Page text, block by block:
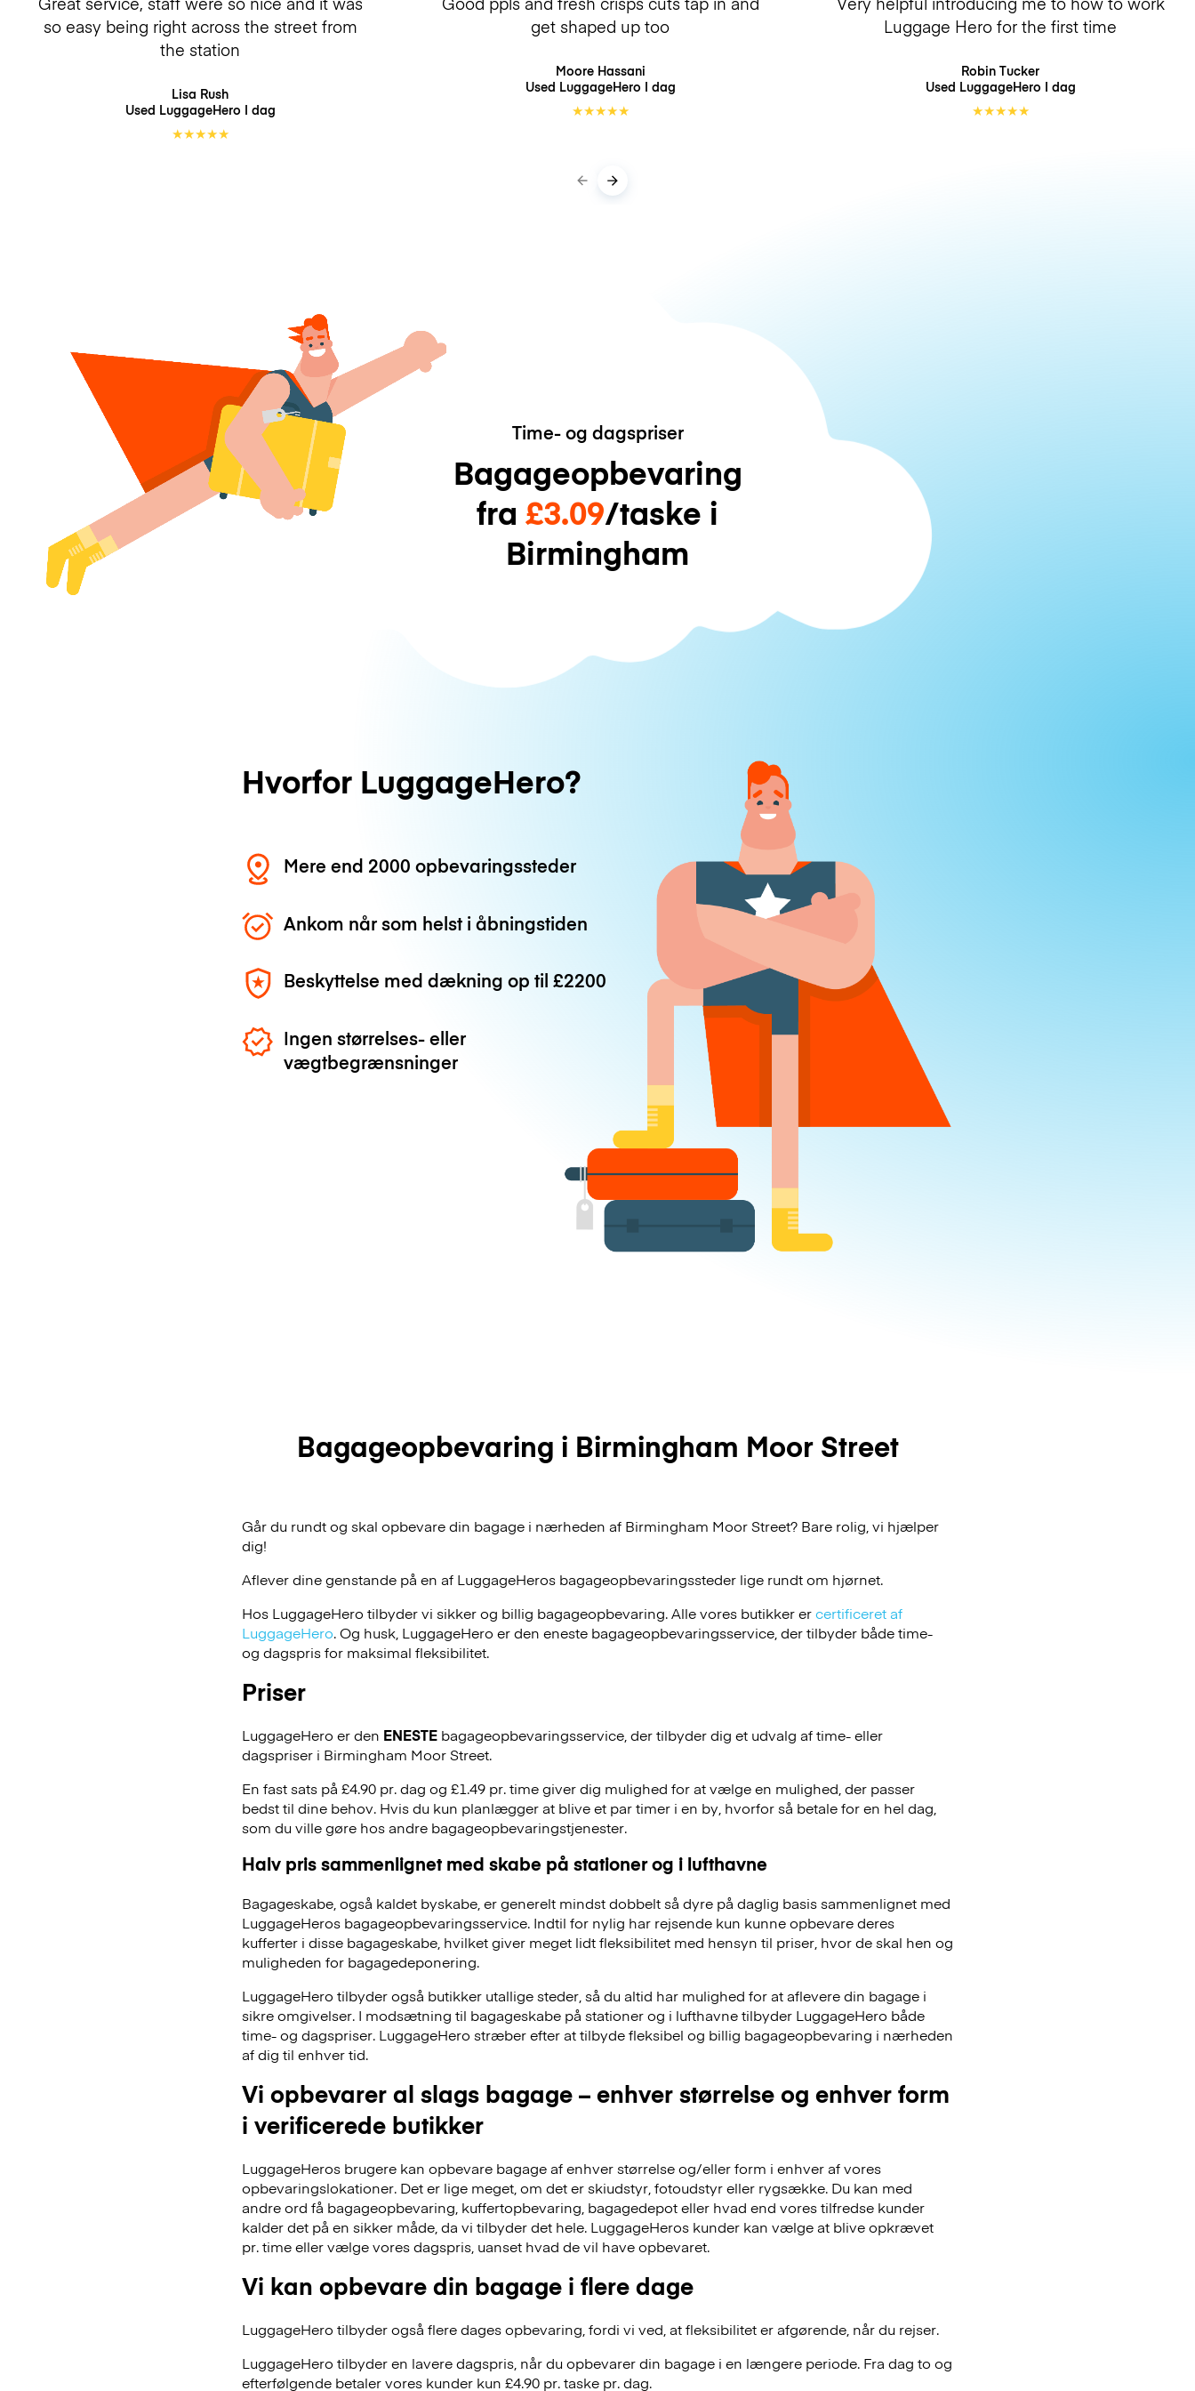
so easy being right across the street from
the station
Lisa Rush
Used LuggageHero I dag
★★★★★
get shaped up too
Moore Hassani
Used LuggageHero I dag
★★★★★
Luggage Hero for the first time
Robin Tucker
Used LuggageHero I dag
★★★★★
Time- og dagspriser
Bagageopbevaring
fra £3.09/taske i
Birmingham
Hvorfor LuggageHero?
Mere end 2000 opbevaringssteder
Ankom når som helst i åbningstiden
Beskyttelse med dækning op til£2200
Ingen størrelses- eller
vægtbegrænsninger
Bagageopbevaring i Birmingham Moor Street
Går du rundt og skal opbevare din bagage i nærheden af Birmingham Moor Street? Bare rolig, vi hjælper
dig!
Aflever dine genstande på en af LuggageHeros bagageopbevaringssteder lige rundt om hjørnet.
Hos LuggageHero tilbyder vi sikker og billig bagageopbevaring. Alle vores butikker ercertificeret af
LuggageHero. Og husk, LuggageHero er den eneste bagageopbevaringsservice, der tilbyder både time-
og dagspris for maksimal fleksibilitet.
Priser
LuggageHero er den ENESTE bagageopbevaringsservice, der tilbyder dig et udvalg af time- eller
dagspriser i Birmingham Moor Street.
En fast sats på £4.90 pr. dag og £1.49 pr. time giver dig mulighed for at vælge en mulighed, der passer
bedst til dine behov. Hvis du kun planlægger at blive et par timer i en by, hvorfor så betale for en hel dag,
som du ville gøre hos andre bagageopbevaringstjenester.
Halv pris sammenlignet med skabe på stationer og i lufthavne
Bagageskabe, også kaldet byskabe, er generelt mindst dobbelt så dyre på daglig basis sammenlignet med
LuggageHeros bagageopbevaringsservice. Indtil for nylig har rejsende kun kunne opbevare deres
kufferter i disse bagageskabe, hvilket giver meget lidt fleksibilitet med hensyn til priser, hvor de skal hen og
muligheden for bagagedeponering.
LuggageHero tilbyder også butikker utallige steder, så du altid har mulighed for at aflevere din bagage i
sikre omgivelser. I modsætning til bagageskabe på stationer og i lufthavne tilbyder LuggageHero både
time- og dagspriser. LuggageHero stræber efter at tilbyde fleksibel og billig bagageopbevaring i nærheden
af dig til enhver tid.
Vi opbevarer al slags bagage – enhver størrelse og enhver form
i verificerede butikker
LuggageHeros brugere kan opbevare bagage af enhver størrelse og/eller form i enhver af vores
opbevaringslokationer. Det er lige meget, om det er skiudstyr, fotoudstyr eller rygsække. Du kan med
andre ord få bagageopbevaring, kuffertopbevaring, bagagedepot eller hvad end vores tilfredse kunder
kalder det på en sikker måde, da vi tilbyder det hele. LuggageHeros kunder kan vælge at blive opkrævet
pr. time eller vælge vores dagspris, uanset hvad de vil have opbevaret.
Vi kan opbevare din bagage i flere dage
LuggageHero tilbyder også flere dages opbevaring, fordi vi ved, at fleksibilitet er afgørende, når du rejser.
LuggageHero tilbyder en lavere dagspris, når du opbevarer din bagage i en længere periode. Fra dag to og
efterfølgende betaler vores kunder kun £4.90 pr. taske pr. dag.